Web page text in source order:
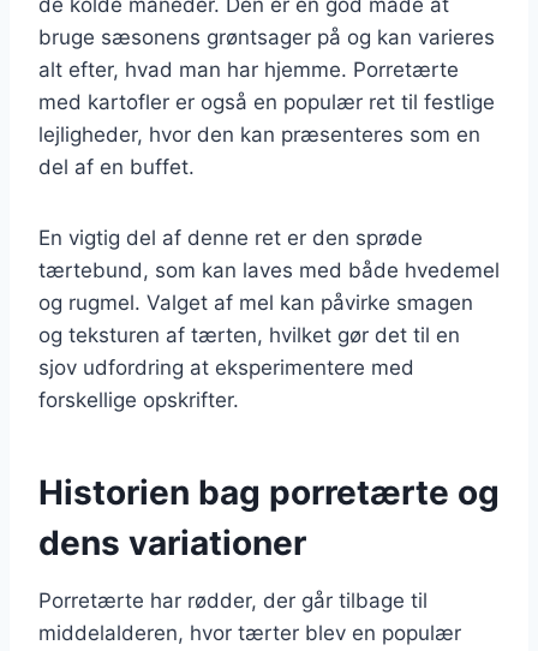
bruge sæsonens grøntsager på og kan varieres
alt efter, hvad man har hjemme. Porretærte
med kartofler er også en populær ret til festlige
lejligheder, hvor den kan præsenteres som en
del af en buffet.
En vigtig del af denne ret er den sprøde
tærtebund, som kan laves med både hvedemel
og rugmel. Valget af mel kan påvirke smagen
og teksturen af tærten, hvilket gør det til en
sjov udfordring at eksperimentere med
forskellige opskrifter.
Historien bag porretærte og
dens variationer
Porretærte har rødder, der går tilbage til
middelalderen, hvor tærter blev en populær